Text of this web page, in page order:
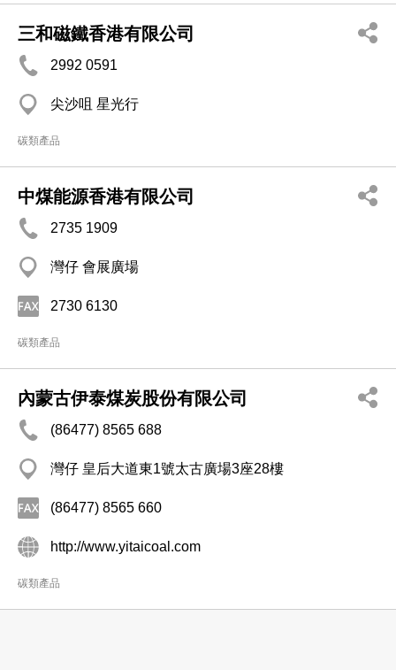
三和磁鐵香港有限公司
2992 0591
尖沙咀 星光行
碳類產品
中煤能源香港有限公司
2735 1909
灣仔 會展廣場
2730 6130
碳類產品
內蒙古伊泰煤炭股份有限公司
(86477) 8565 688
灣仔 皇后大道東1號太古廣場3座28樓
(86477) 8565 660
http://www.yitaicoal.com
碳類產品